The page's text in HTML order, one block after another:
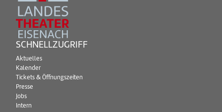
SCHNELLZUGRIFF
Aktuelles
Kalender
Tickets & Öffnungszeiten
Presse
Jobs
Intern